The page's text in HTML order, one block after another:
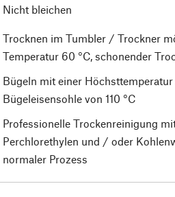
Nicht bleichen
Trocknen im Tumbler / Trockner
Temperatur 60 °C, schonender
Bügeln mit einer Höchsttemperatur
Bügeleisensohle von 110 °C
Professionelle Trockenreinigung
Perchlorethylen und / oder
normaler Prozess